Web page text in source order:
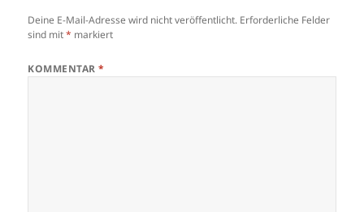
Deine E-Mail-Adresse wird nicht veröffentlicht. Erforderliche Felder
sind mit* markiert
KOMMENTAR*